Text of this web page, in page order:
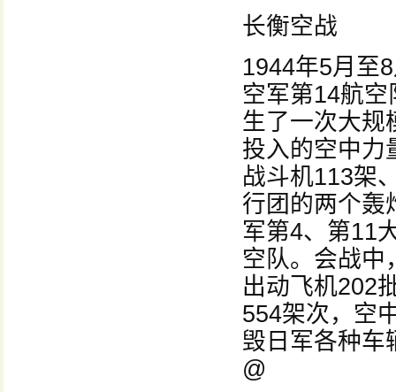
长衡空战
1944年5月至
空军第14航
生了一次大规
投入的空中力
战斗机113架
行团的两个轰
军第4、第11
空队。会战中
出动飞机202
554架次，空
毁日军各种车
@